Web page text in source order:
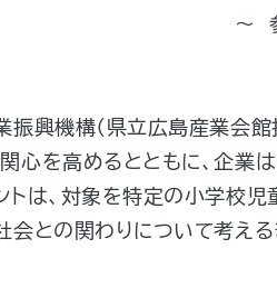
～
興機構（県立広島産業会館
心を高めるとともに、企業
は、対象を特定の小学校
会との関わりについて考え